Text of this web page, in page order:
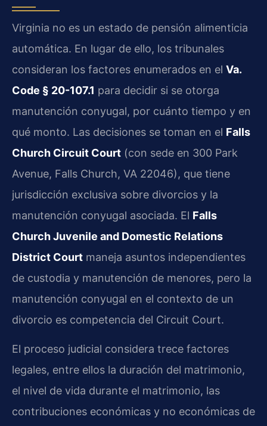
Virginia no es un estado de pensión alimenticia
automática. En lugar de ello, los tribunales
consideran los factores enumerados en el Va.
Code § 20-107.1 para decidir si se otorga
manutención conyugal, por cuánto tiempo y en
qué monto. Las decisiones se toman en el Falls
Church Circuit Court (con sede en 300 Park
Avenue, Falls Church, VA 22046), que tiene
jurisdicción exclusiva sobre divorcios y la
manutención conyugal asociada. El Falls
Church Juvenile and Domestic Relations
District Court maneja asuntos independientes
de custodia y manutención de menores, pero la
manutención conyugal en el contexto de un
divorcio es competencia del Circuit Court.
El proceso judicial considera trece factores
legales, entre ellos la duración del matrimonio,
el nivel de vida durante el matrimonio, las
contribuciones económicas y no económicas de